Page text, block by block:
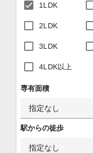
1LDK
2LDK
3LDK
4LDK以上
専有面積
指定なし
駅からの徒歩
指定なし